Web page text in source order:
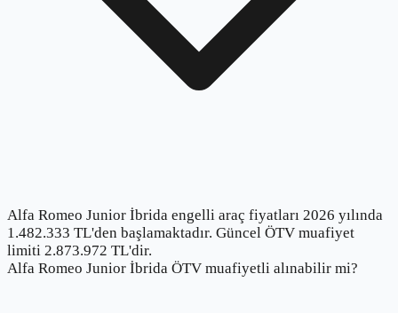
Alfa Romeo Junior İbrida engelli araç fiyatları 2026 yılında
1.482.333 TL'den başlamaktadır. Güncel ÖTV muafiyet
limiti 2.873.972 TL'dir.
Alfa Romeo Junior İbrida ÖTV muafiyetli alınabilir mi?